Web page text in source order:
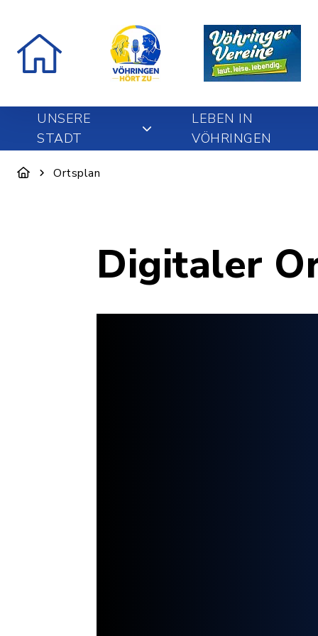
UNSERE
STADT
LEBEN IN
VÖHRINGEN
Ortsplan
Digitaler